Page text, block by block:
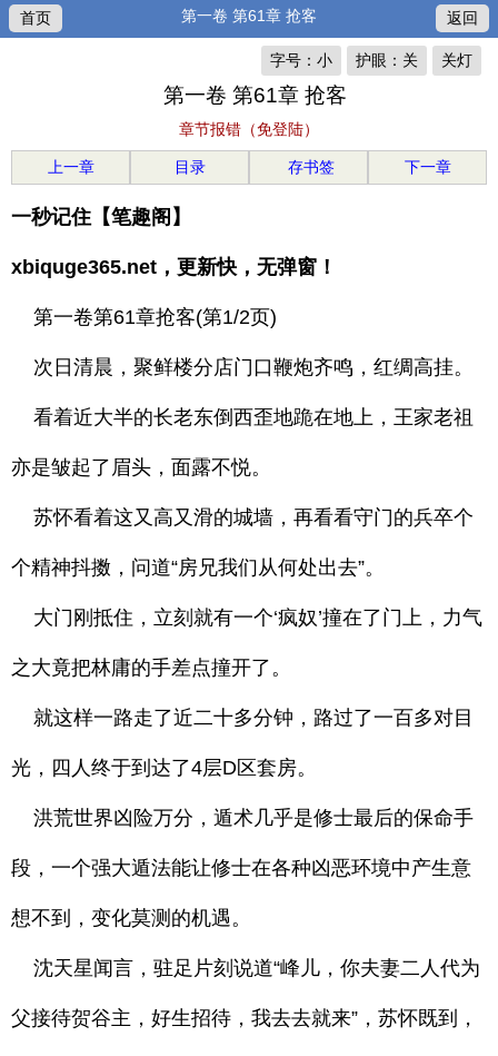
首页 第一卷 第61章 抢客 返回
关灯
护眼：关
字号：小
第一卷 第61章 抢客
章节报错（免登陆）
上一章 目录 存书签 下一章
一秒记住【笔趣阁】
xbiquge365.net，更新快，无弹窗！
第一卷第61章抢客(第1/2页)
次日清晨，聚鲜楼分店门口鞭炮齐鸣，红绸高挂。
看着近大半的长老东倒西歪地跪在地上，王家老祖
亦是皱起了眉头，面露不悦。
苏怀看着这又高又滑的城墙，再看看守门的兵卒个
个精神抖擞，问道“房兄我们从何处出去”。
大门刚抵住，立刻就有一个‘疯奴’撞在了门上，力气
之大竟把林庸的手差点撞开了。
就这样一路走了近二十多分钟，路过了一百多对目
光，四人终于到达了4层D区套房。
洪荒世界凶险万分，遁术几乎是修士最后的保命手
段，一个强大遁法能让修士在各种凶恶环境中产生意
想不到，变化莫测的机遇。
沈天星闻言，驻足片刻说道“峰儿，你夫妻二人代为
父接待贺谷主，好生招待，我去去就来”，苏怀既到，